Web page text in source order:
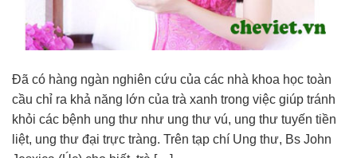
Đã có hàng ngàn nghiên cứu của các nhà khoa học toàn
cầu chỉ ra khả năng lớn của trà xanh trong việc giúp tránh
khỏi các bệnh ung thư như ung thư vú, ung thư tuyến tiền
liệt, ung thư đại trực tràng. Trên tạp chí Ung thư, Bs John